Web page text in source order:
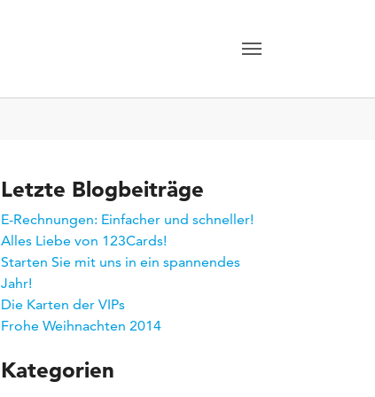
Letzte Blogbeiträge
E-Rechnungen: Einfacher und schneller!
Alles Liebe von 123Cards!
Starten Sie mit uns in ein spannendes
Jahr!
Die Karten der VIPs
Frohe Weihnachten 2014
Kategorien